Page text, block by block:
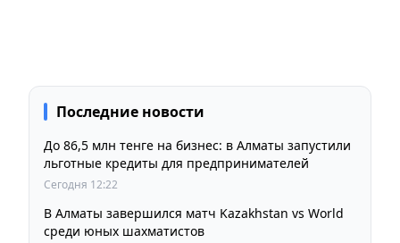
Последние новости
До 86,5 млн тенге на бизнес: в Алматы запустили
льготные кредиты для предпринимателей
Сегодня 12:22
В Алматы завершился матч Kazakhstan vs World
среди юных шахматистов